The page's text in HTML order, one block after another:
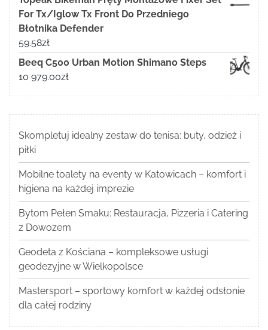
For Tx/Iglow Tx Front Do Przedniego
Błotnika Defender
59.58zł
Beeq C500 Urban Motion Shimano Steps
10 979.00zł
Skompletuj idealny zestaw do tenisa: buty, odzież i
piłki
Mobilne toalety na eventy w Katowicach – komfort i
higiena na każdej imprezie
Bytom Pełen Smaku: Restauracja, Pizzeria i Catering
z Dowozem
Geodeta z Kościana – kompleksowe usługi
geodezyjne w Wielkopolsce
Mastersport – sportowy komfort w każdej odsłonie
dla całej rodziny